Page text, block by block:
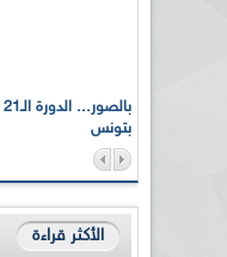
بتونس
الأكثر قراءة